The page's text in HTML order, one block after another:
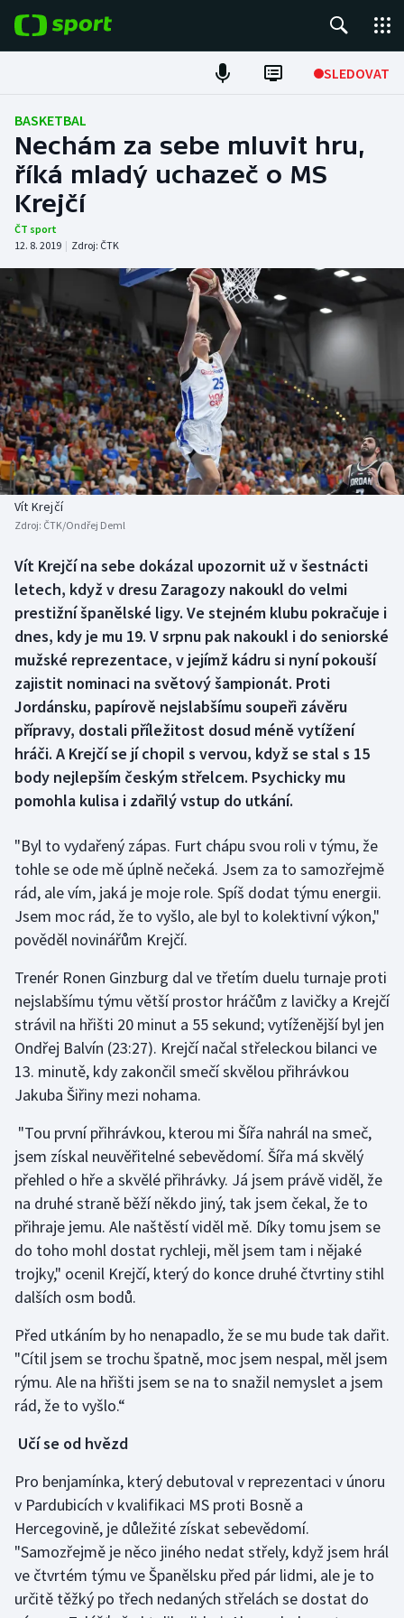
SLEDOVAT
Fotbal
Hokej
Tenis
Atletika
DALŠÍ SPORTY
Americký fotbal
Baseball a softbal
Basketbal
Biatlon
Box
Curling
Dostihy
Florbal
Futsal
Golf
Gymnastika
Házená
Jezdectví
Judo
Krasobruslení
Lezení
Moderní pětiboj
Motorsport
Olympijské hry
Parasport
Plavání
Plážový volejbal
Ragby
Rychlostní kanoistika
Short track
Sportovní střelba
NEPŘEHLÉDNĚTE
Soutěže
Historické návraty
Aplikace ČT sport
BASKETBAL
Nechám za sebe mluvit hru,
říká mladý uchazeč o MS
Krejčí
ČT sport
12. 8. 2019 | Zdroj: ČTK
Vít Krejčí
Zdroj: ČTK/Ondřej Deml
Vít Krejčí na sebe dokázal upozornit už v šestnácti
letech, když v dresu Zaragozy nakoukl do velmi
prestižní španělské ligy. Ve stejném klubu pokračuje i
dnes, kdy je mu 19. V srpnu pak nakoukl i do seniorské
mužské reprezentace, v jejímž kádru si nyní pokouší
zajistit nominaci na světový šampionát. Proti
Jordánsku, papírově nejslabšímu soupeři závěru
přípravy, dostali příležitost dosud méně vytížení
hráči. A Krejčí se jí chopil s vervou, když se stal s 15
body nejlepším českým střelcem. Psychicky mu
pomohla kulisa i zdařilý vstup do utkání.
"Byl to vydařený zápas. Furt chápu svou roli v týmu, že
tohle se ode mě úplně nečeká. Jsem za to samozřejmě
rád, ale vím, jaká je moje role. Spíš dodat týmu energii.
Jsem moc rád, že to vyšlo, ale byl to kolektivní výkon,"
pověděl novinářům Krejčí.
Trenér Ronen Ginzburg dal ve třetím duelu turnaje proti
nejslabšímu týmu větší prostor hráčům z lavičky a Krejčí
strávil na hřišti 20 minut a 55 sekund; vytíženější byl jen
Ondřej Balvín (23:27). Krejčí načal střeleckou bilanci ve
13. minutě, kdy zakončil smečí skvělou přihrávkou
Jakuba Šiřiny mezi nohama.
"Tou první přihrávkou, kterou mi Šířa nahrál na smeč,
jsem získal neuvěřitelné sebevědomí. Šířa má skvělý
přehled o hře a skvělé přihrávky. Já jsem právě viděl, že
na druhé straně běží někdo jiný, tak jsem čekal, že to
přihraje jemu. Ale naštěstí viděl mě. Díky tomu jsem se
do toho mohl dostat rychleji, měl jsem tam i nějaké
trojky," ocenil Krejčí, který do konce druhé čtvrtiny stihl
dalších osm bodů.
Před utkáním by ho nenapadlo, že se mu bude tak dařit.
"Cítil jsem se trochu špatně, moc jsem nespal, měl jsem
rýmu. Ale na hřišti jsem se na to snažil nemyslet a jsem
rád, že to vyšlo.“
Učí se od hvězd
Pro benjamínka, který debutoval v reprezentaci v únoru
v Pardubicích v kvalifikaci MS proti Bosně a
Hercegovině, je důležité získat sebevědomí.
"Samozřejmě je něco jiného nedat střely, když jsem hrál
ve čtvrtém týmu ve Španělsku před pár lidmi, ale je to
určitě těžký po třech nedaných střelách se dostat do